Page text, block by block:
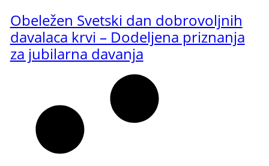
Obeležen Svetski dan dobrovoljnih
davalaca krvi – Dodeljena priznanja
za jubilarna davanja